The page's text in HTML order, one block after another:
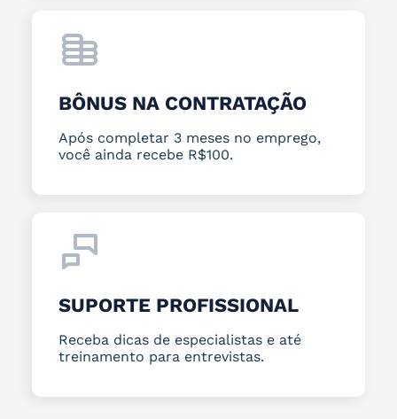
BÔNUS NA CONTRATAÇÃO
Após completar 3 meses no emprego,
você ainda recebe R$100.
SUPORTE PROFISSIONAL
Receba dicas de especialistas e até
treinamento para entrevistas.